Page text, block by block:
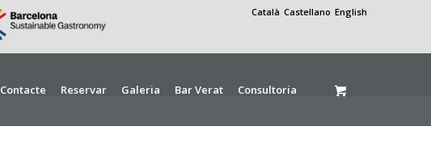
Català Castellano English
Contacte Reservar Galeria Bar Verat Consultoria